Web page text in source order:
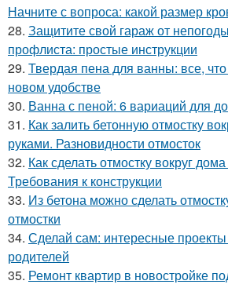
Начните с вопроса: какой размер
28. Защитите свой гараж от
профлиста: простые инструкции
29. Твердая пена для ванны: все,
новом удобстве
30. Ванна с пеной: 6 вариаций для
31. Как залить бетонную отмостку
руками. Разновидности отмосток
32. Как сделать отмостку вокруг
Требования к конструкции
33. Из бетона можно сделать
отмостки
34. Сделай сам: интересные проекты
родителей
35. Ремонт квартир в новостройке